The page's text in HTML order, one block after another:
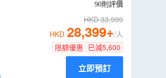
90則評價
HKD33,999
HKD 28,399+/人
限額優惠 已減5,600
立即預訂